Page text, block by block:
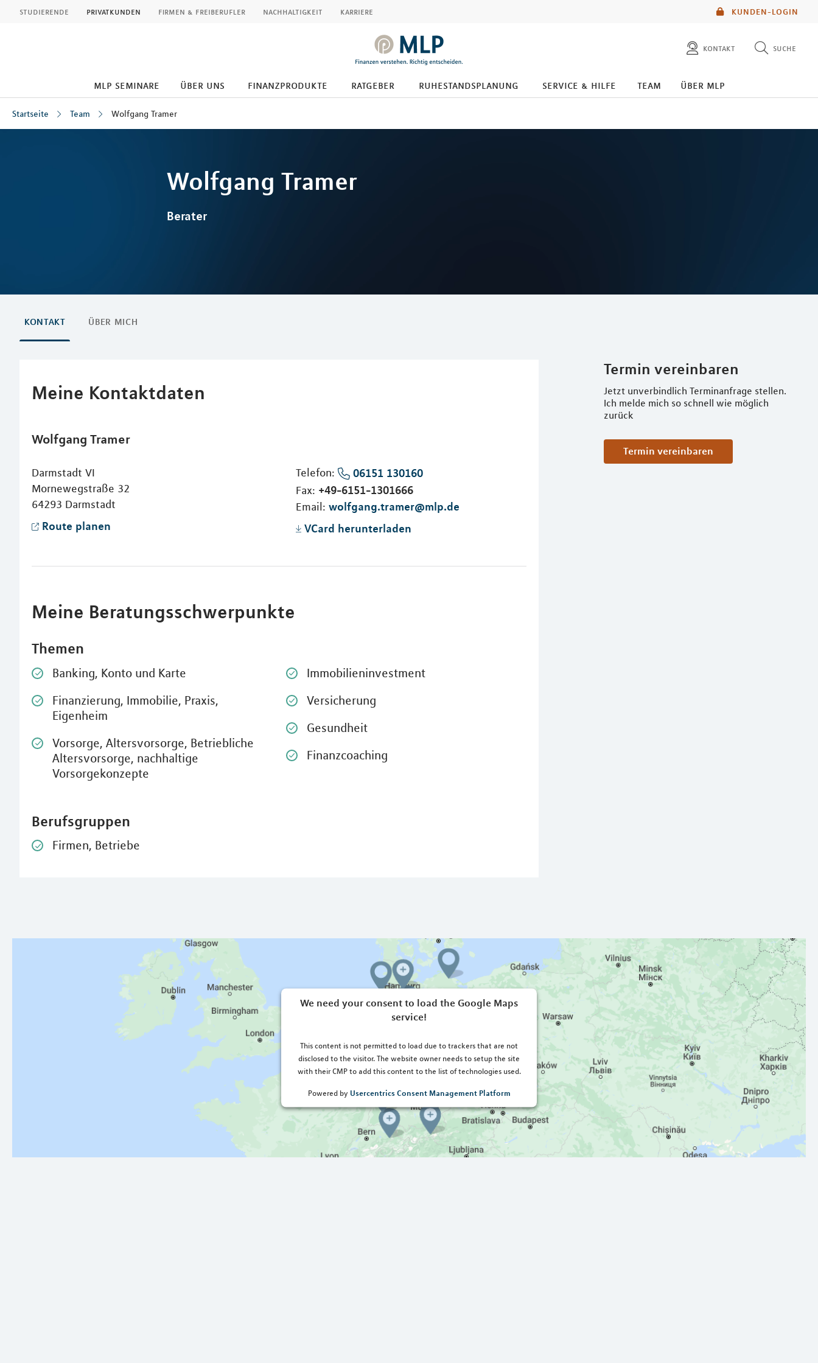
KUNDEN-LOGIN
studierende privatkunden firmen & freiberufler nachhaltigkeit karriere
kontakt suche
diese website durchsuchen
mlp seminare über uns finanzprodukte ratgeber ruhestandsplanung service & hilfe team über mlp
Startseite Team Wolfgang Tramer
Wolfgang Tramer
Berater
KONTAKT ÜBER MICH
Termin vereinbaren
Jetzt unverbindlich Terminanfrage stellen.
Ich melde mich so schnell wie möglich
zurück
Termin vereinbaren
Meine Kontaktdaten
Wolfgang Tramer
Darmstadt VI
Mornewegstraße 32
64293 Darmstadt
Route planen
Telefon:
06151 130160
Fax: +49-6151-1301666
Email: wolfgang.tramer@mlp.de
VCard herunterladen
Meine Beratungsschwerpunkte
Themen
Banking, Konto und Karte
Finanzierung, Immobilie, Praxis,
Eigenheim
Vorsorge, Altersvorsorge, Betriebliche
Altersvorsorge, nachhaltige
Vorsorgekonzepte
Immobilieninvestment
Versicherung
Gesundheit
Finanzcoaching
Berufsgruppen
Firmen, Betriebe
We need your consent to load the Google Maps
service!
This content is not permitted to load due to trackers that are not
disclosed to the visitor. The website owner needs to setup the site
with their CMP to add this content to the list of technologies used.
Powered by Usercentrics Consent Management Platform